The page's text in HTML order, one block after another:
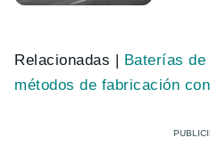
Relacionadas |
Baterías
métodos de fabricación